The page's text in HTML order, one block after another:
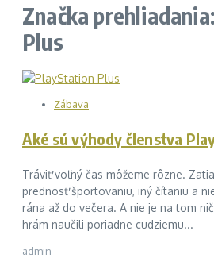
Značka
Plus
Zábava
Aké sú výhody členstva
Tráviť voľný čas môžeme rôzne.
prednosť športovaniu, iný čítaniu a
rána až do večera. A nie je na tom
hrám naučili poriadne cudziemu...
admin